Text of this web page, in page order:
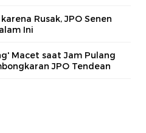
Rusak, JPO Senen
Ini
Macet saat Jam Pulang
JPO Tendean